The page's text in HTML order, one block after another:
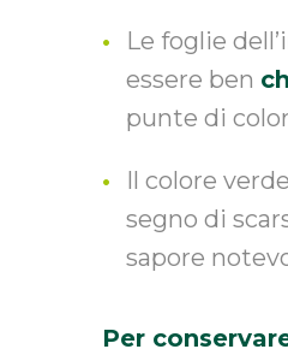
Le foglie
essere ben
punte di
Il colore
segno di
sapore
Per